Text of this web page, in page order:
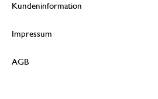
Kundeninformation
Impressum
AGB